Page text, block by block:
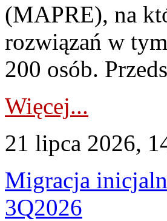
(MAPRE), na
rozwiązań w
200 osób.
Więcej...
21 lipca 2026,
Migracja
3Q2026